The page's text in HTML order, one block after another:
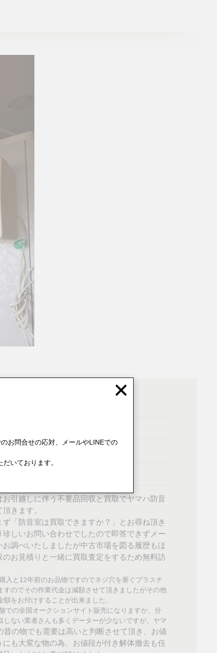
引越しに伴う不要品回収と買取でヤマハ防音
きます。
「防音室は買取できますか？」とお尋ね頂き
しいお問い合わせでしたので即答できずメー
調べいたしましたが中古市場を図る履歴もほ
お見積りと一緒に買取査定をするため無料訪
入と12年前のお品物ですのでネジ穴を塞ぐプラスチ
のでその作業代金は減額させて頂きましたがその他
をお付けすることが出来ました。
での全国オークションサイト販売になりますが、分
ない業者さんも多くデーターが少ないですが、ヤマ
昔の物でも需要は高いと判断させて頂き、お値
も大変な物の為、お値段が付き解体撤去も任
お問合せの応対、メールやLINEでの
いております。
Close